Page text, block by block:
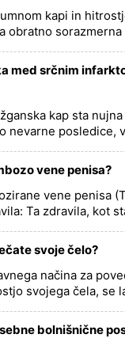
kapi in
obratno
med srčnim
kap sta
nevarne posledice,
vene penisa?
vene penisa
Ta zdravila, kot
svoje čelo?
načina za
svojega čela, se
>>
bolnišnične